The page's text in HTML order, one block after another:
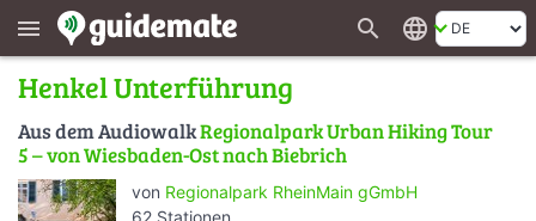
menu search language
Henkel Unterführung
Aus dem AudiowalkRegionalpark Urban Hiking Tour
5 – von Wiesbaden-Ost nach Biebrich
von Regionalpark RheinMain gGmbH
62 Stationen